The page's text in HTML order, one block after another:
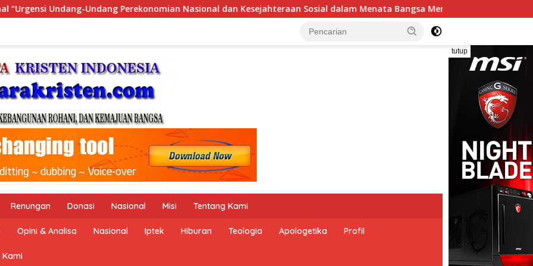
Sosial dalam Menata Bangsa Menuju Indonesia Emas 2045”, Pemerintah Indonesia dan Perserikatan
tutup
Renungan Donasi Nasional Misi Tentang Kami
Opini & Analisa Nasional Iptek Hiburan Teologia Apologetika Profil
Kami